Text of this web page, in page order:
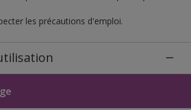
les précautions d'emploi.